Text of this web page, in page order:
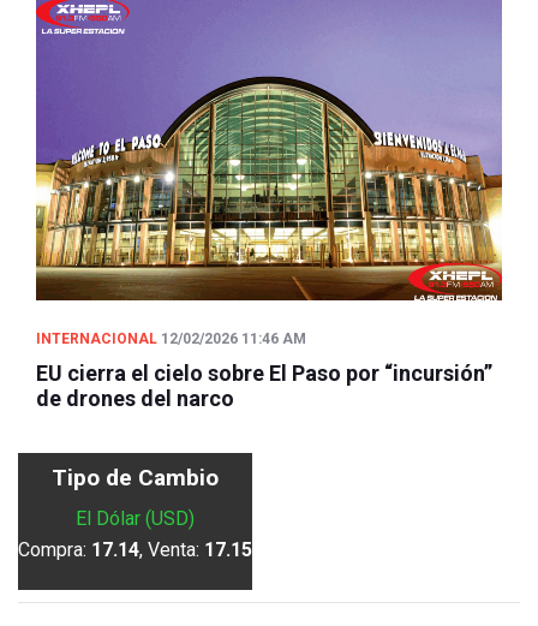
INTERNACIONAL 12/02/2026 11:46 AM
EU cierra el cielo sobre El Paso por “incursión”
de drones del narco
Tipo de Cambio
El Dólar (USD)
Compra: 17.14, Venta: 17.15